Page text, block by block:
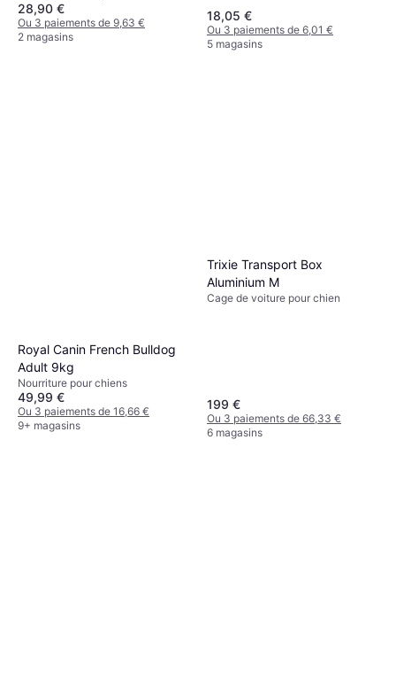
Croquer
28,90 €
Ou 3 paiements de 9,63 €
2 magasins
18,05 €
Ou 3 paiements de 6,01 €
5 magasins
Royal Canin French Bulldog
Adult 9kg
Nourriture pour chiens
49,99 €
Ou 3 paiements de 16,66 €
9+ magasins
Trixie Transport Box
Aluminium M
Cage de voiture pour chien
199 €
Ou 3 paiements de 66,33 €
6 magasins